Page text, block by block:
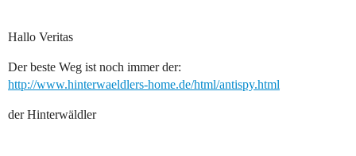
Hallo Veritas
Der beste Weg ist noch immer der:
http://www.hinterwaeldlers-home.de/html/antispy.html
der Hinterwäldler